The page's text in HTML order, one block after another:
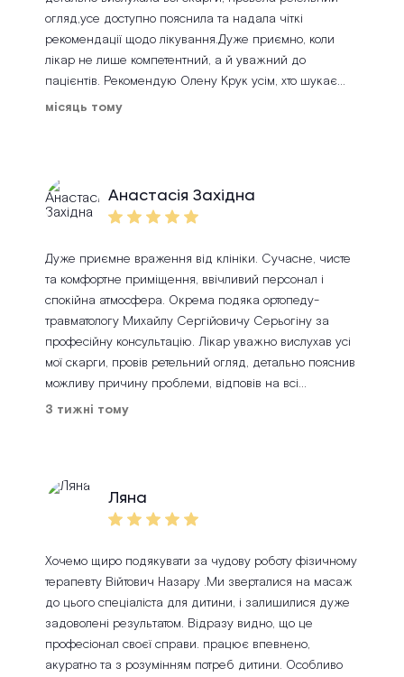
огляд,усе доступно пояснила та надала чіткі
рекомендації щодо лікування.Дуже приємно, коли
лікар не лише компетентний, а й уважний до
пацієнтів. Рекомендую Олену Крук усім, хто шукає
кваліфікованого ЛОР-лікаря. Дякую за допомогу та
місяць тому
Анастасія Західна
Дуже приємне враження від клініки. Сучасне, чисте
та комфортне приміщення, ввічливий персонал і
спокійна атмосфера. Окрема подяка ортопеду-
травматологу Михайлу Сергійовичу Серьогіну за
професійну консультацію. Лікар уважно вислухав усі
мої скарги, провів ретельний огляд, детально пояснив
можливу причину проблеми, відповів на всі
запитання та надав чіткі рекомендації щодо
пацієнту. Після прийому залишилося відчуття
впевненості та довіри. Щиро дякую всій команді
клініки за гарну організацію роботи та людяне
3 тижні тому
Ляна
Хочемо щиро подякувати за чудову роботу фізичному
терапевту Війтович Назару .Ми зверталися на масаж
до цього спеціаліста для дитини, і залишилися дуже
задоволені результатом. Відразу видно, що це
професіонал своєї справи. працює впевнено,
акуратно та з розумінням потреб дитини. Особливо